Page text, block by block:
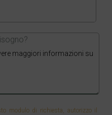
modulo di richiesta, autorizzo il